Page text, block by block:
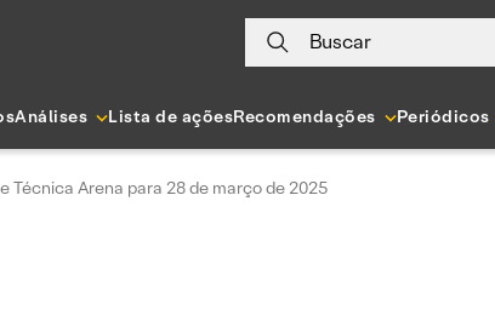
Buscar
Análises Lista de açõesRecomendações Periódicos
Técnica Arena para 28 de março de 2025